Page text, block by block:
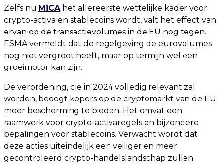
Zelfs nu MiCAhet allereerste wettelijke kader voor
crypto-activa en stablecoins wordt, valt het effect van
ervan op de transactievolumes in de EU nog tegen.
ESMA vermeldt dat de regelgeving de eurovolumes
nog niet vergroot heeft, maar op termijn wel een
groeimotor kan zijn.
De verordening, die in 2024 volledig relevant zal
worden, beoogt kopers op de cryptomarkt van de EU
meer bescherming te bieden. Het omvat een
raamwerk voor crypto-activaregels en bijzondere
bepalingen voor stablecoins. Verwacht wordt dat
deze acties uiteindelijk een veiliger en meer
gecontroleerd crypto-handelslandschap zullen